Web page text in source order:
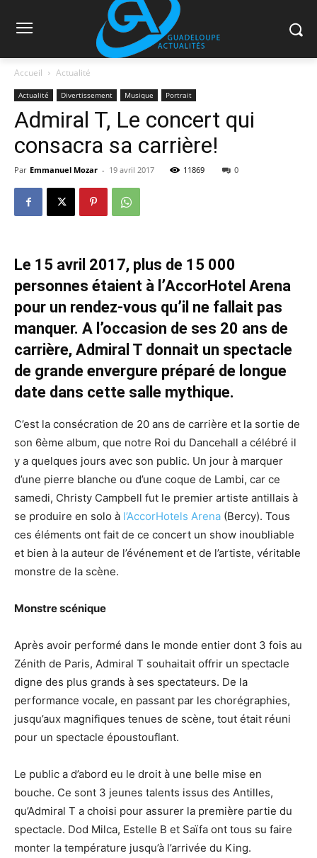
Accueil Actualité
Actualité Divertissement Musique Portrait
Admiral T, Le concert qui
consacra sa carrière!
Par Emmanuel Mozar - 19 avril 2017 11869 0
Le 15 avril 2017, plus de 15 000
personnes étaient à l’AccorHotel Arena
pour un rendez-vous qu’il ne fallait pas
manquer. A l’occasion de ses 20 ans de
carrière, Admiral T donnait un spectacle
de grande envergure préparé de longue
date dans cette salle mythique.
C’est la consécration de 20 ans de carrière et la sortie de
son 6ème album, que notre Roi du Dancehall a célébré il
y a quelques jours avec son public. Un jour à marquer
d’une pierre blanche ou d’une coque de Lambi, car ce
samedi, Christy Campbell fut le premier artiste antillais à
se produire en solo à l’AccorHotels Arena (Bercy). Tous
ces éléments ont fait de ce concert un show inoubliable
et bien à la auteur de l’événement et de l’artiste, véritable
monstre de la scène.
Monstre scénique
Après avoir performé dans le monde entier dont 3 fois au
Zénith de Paris, Admiral T souhaitait offrir un spectacle
digne des plus grands à ses spectateurs. De la
performance vocale, en passant par les chorégraphies,
jusqu’aux magnifiques tenues de scène, tout était réuni
pour un spectacle époustouflant.
Le public a d’abord eu le droit à une belle mise en
bouche. Ce sont 3 jeunes talents issus des Antilles,
qu’Admiral T a choisi pour assurer la première partie du
spectacle. Dod Milca, Estelle B et Saïfa ont tous su faire
monter la température jusqu’à l’arrivée du King.